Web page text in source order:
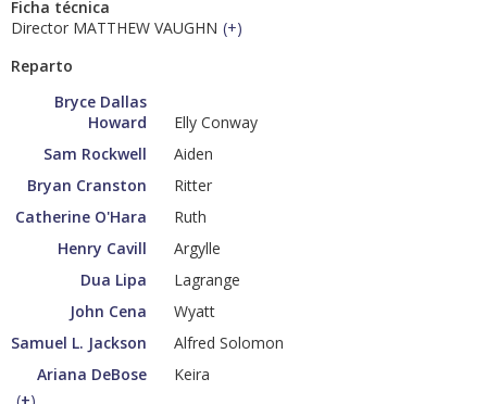
Ficha técnica
Director MATTHEW VAUGHN (+)
Reparto
Bryce Dallas
Howard
Elly Conway
Sam Rockwell
Aiden
Bryan Cranston
Ritter
Catherine O'Hara
Ruth
Henry Cavill
Argylle
Dua Lipa
Lagrange
John Cena
Wyatt
Samuel L. Jackson
Alfred Solomon
Ariana DeBose
Keira